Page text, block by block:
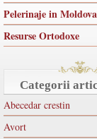
Pelerinaje in Moldova
Resurse Ortodoxe
Categorii
Abecedar crestin
Avort